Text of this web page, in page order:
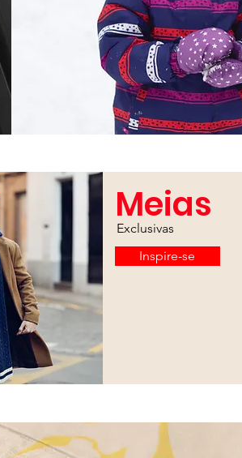
Meias
Exclusivas
Inspire-se